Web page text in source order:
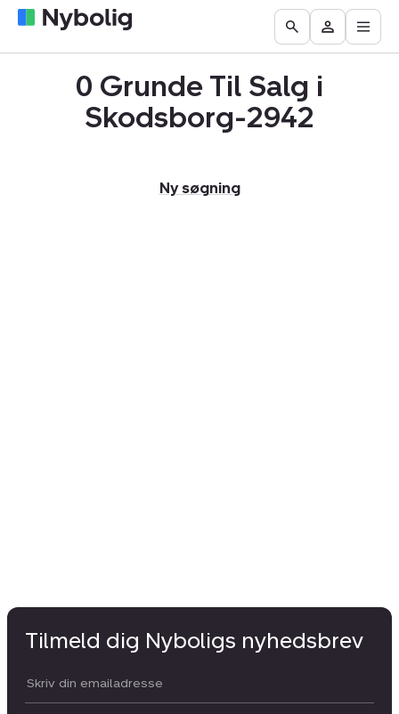
Boliger
til
Find
mægler
Få
vurderet
bolig
Go
to
the
Search
page
Besøg
Mit
Åbn
0 Grunde Til Salg i
Skodsborg-2942
Ny søgning
Tilmeld dig Nyboligs nyhedsbrev
Din email: